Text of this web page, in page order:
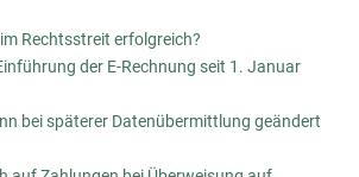
Rechtsstreit erfolgreich?
der E-Rechnung seit 1. Januar
bei späterer Datenübermittlung geändert